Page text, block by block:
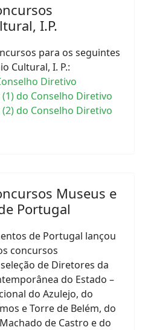
I.P.
para os seguintes
Cultural, I. P.:
Diretivo
do Conselho Diretivo
do Conselho Diretivo
Museus e
Portugal
de Portugal lançou
concursos
de Diretores da
do Estado –
do Azulejo, do
e Torre de Belém, do
de Castro e do